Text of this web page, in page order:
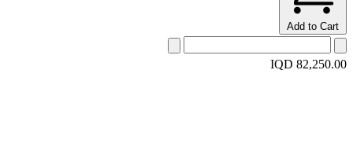
Add to Cart
IQD 82,250.00